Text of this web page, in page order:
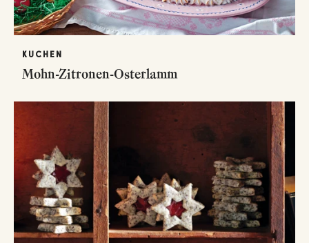
KUCHEN
Mohn-Zitronen-Osterlamm